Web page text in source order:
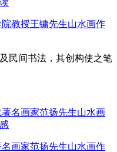
教授王镛先生山水画作
民间书法，其创构使之笔
画家范扬先生山水画作